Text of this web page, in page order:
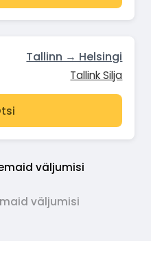
Tallinn → Helsingi
Tallink Silja
väljumisi
väljumisi